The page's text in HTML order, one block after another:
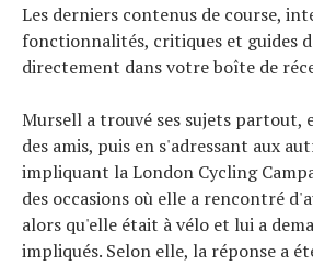
Les derniers contenus de course,
fonctionnalités, critiques et guides
directement dans votre boîte de
Mursell a trouvé ses sujets partout,
des amis, puis en s'adressant aux
impliquant la London Cycling
des occasions où elle a rencontré
alors qu'elle était à vélo et lui a
impliqués. Selon elle, la réponse a